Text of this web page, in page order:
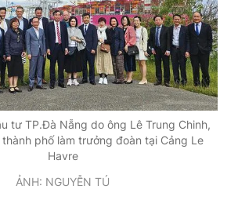
tư TP.Đà Nẵng do ông Lê Trung Chinh,
thành phố làm trưởng đoàn tại Cảng Le
Havre
ẢNH: NGUYỄN TÚ